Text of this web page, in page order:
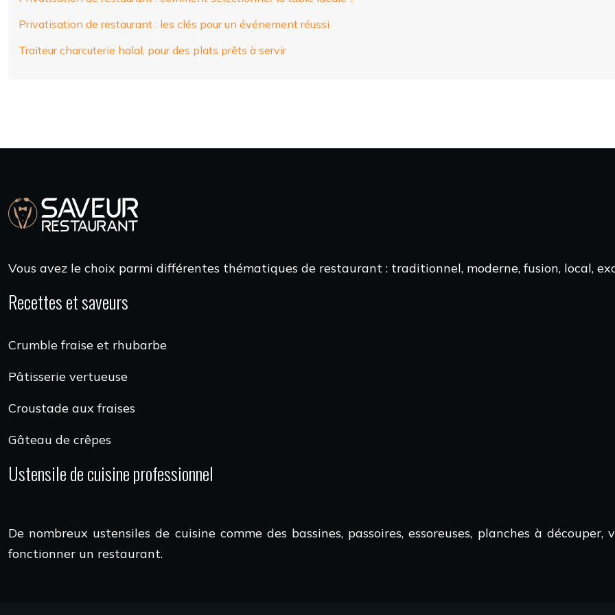
Privatisation de restaurant : les clés pour un événement réussi
Traiteur charcuterie halal, pour des plats prêts à servir
Vous avez le choix parmi différentes thématiques de restaurant : traditionnel, moderne, fusion, local,
Recettes et saveurs
Crumble fraise et rhubarbe
Pâtisserie vertueuse
Croustade aux fraises
Gâteau de crêpes
Ustensile de cuisine professionnel
De nombreux ustensiles de cuisine comme des bassines, passoires, essoreuses, planches à
fonctionner un restaurant.